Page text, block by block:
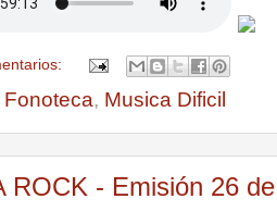
Fonoteca, Musica Dificil
ROCK - Emisión 26